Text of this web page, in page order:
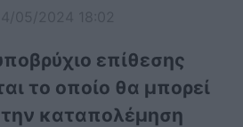
επίθεσης
το οποίο θα μπορεί
καταπολέμηση